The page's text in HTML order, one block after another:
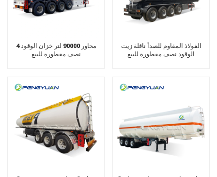
4 محاور 90000 لتر خزان الوقود
نصف مقطورة للبيع
الفولاذ المقاوم للصدأ ناقلة زيت
الوقود نصف مقطورة للبيع